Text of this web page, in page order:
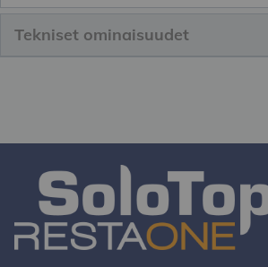
Tekniset ominaisuudet